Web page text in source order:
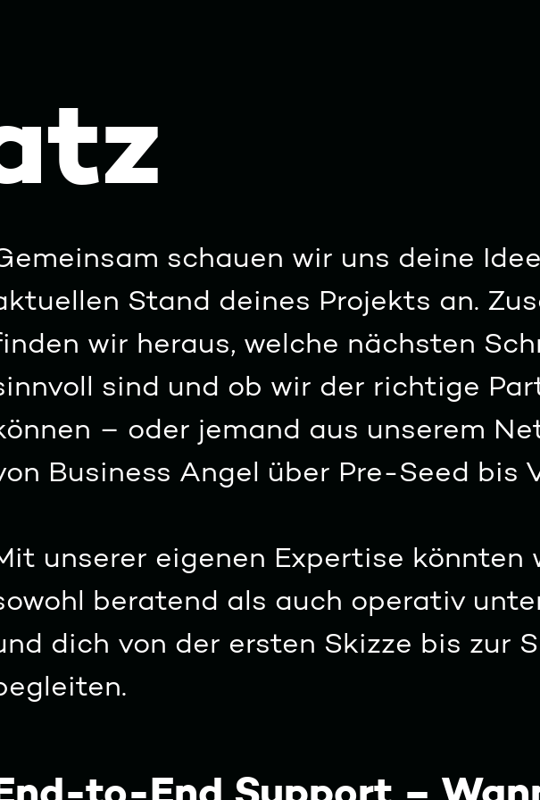
schauen wir uns deine
Stand deines Projekts an.
wir heraus, welche nächsten
sind und ob wir der richtige
– oder jemand aus unserem
Business Angel über Pre-Seed bis
unserer eigenen Expertise könnten
beratend als auch operativ
dich von der ersten Skizze bis zur